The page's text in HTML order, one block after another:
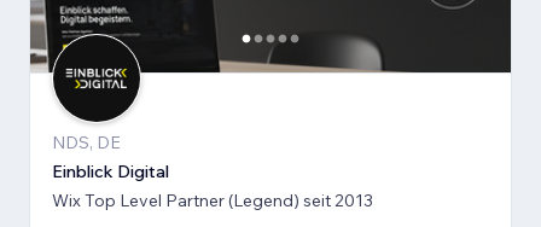
NDS, DE
Einblick Digital
Wix Top Level Partner (Legend) seit 2013